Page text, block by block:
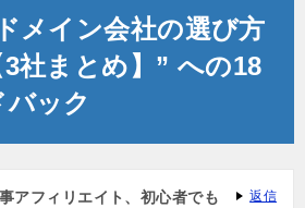
メイン会社の選び方
社まとめ】” への18
ック
アフィリエイト、初心者でも
返信